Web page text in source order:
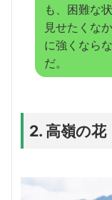
も、困難な
見せたくな
に強くなら
だ。
2. 高嶺の花